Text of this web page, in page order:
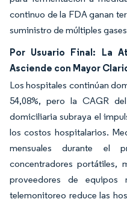
continuo de la FDA ganan
suministro de múltiples
Por Usuario Final: La
Asciende con Mayor
Los hospitales continúan
54,08%, pero la CAGR
domiciliaria subraya el
los costos hospitalarios.
mensuales durante el
concentradores portátiles,
proveedores de equipos
telemonitoreo reduce las